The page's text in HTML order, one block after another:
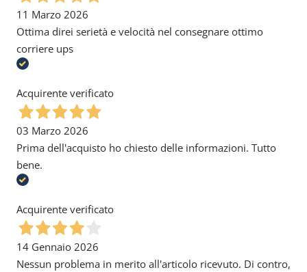
11 Marzo 2026
Ottima direi serietà e velocità nel consegnare ottimo
corriere ups
Acquirente verificato
03 Marzo 2026
Prima dell'acquisto ho chiesto delle informazioni. Tutto
bene.
Acquirente verificato
14 Gennaio 2026
Nessun problema in merito all'articolo ricevuto. Di contro,